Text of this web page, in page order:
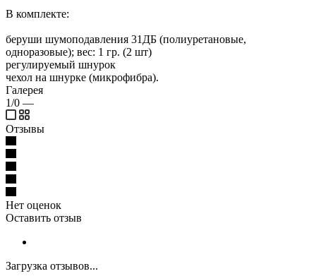
В комплекте:
беруши шумоподавления 31ДБ (полиуретановые,
одноразовые); вес: 1 гр. (2 шт)
регулируемый шнурок
чехол на шнурке (микрофибра).
Галерея
1/0 —
Отзывы
Нет оценок
Оставить отзыв
Загрузка отзывов...